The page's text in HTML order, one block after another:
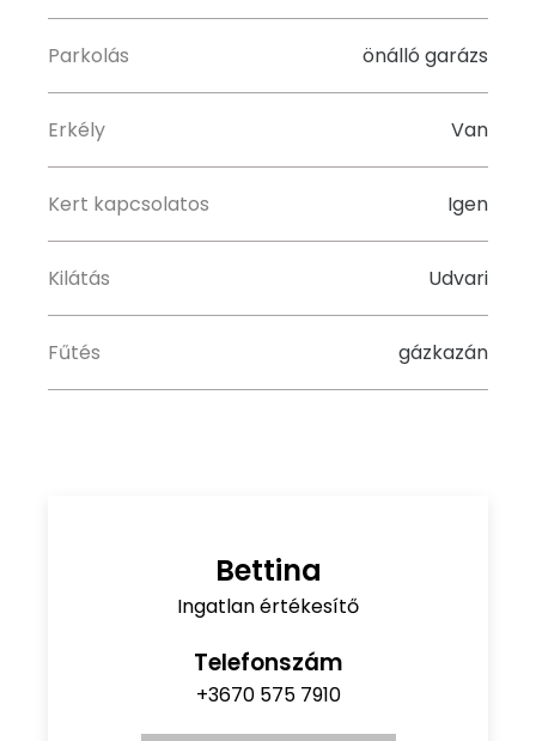
Parkolás önálló garázs
Erkély Van
Kert kapcsolatos Igen
Kilátás Udvari
Fűtés gázkazán
Bettina
Ingatlan értékesítő
Telefonszám
+3670 575 7910